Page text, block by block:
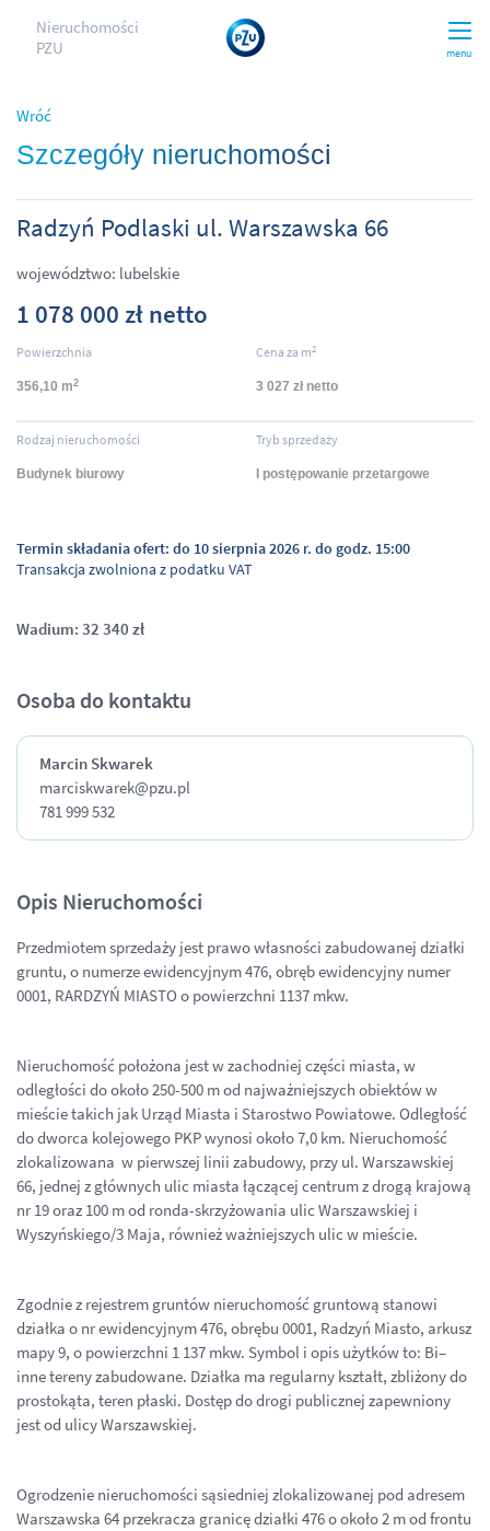
menu
Nieruchomości
PZU
Wróć
Szczegóły nieruchomości
Radzyń Podlaski ul. Warszawska 66
województwo: lubelskie
1 078 000 zł netto
Powierzchnia
356,10 m2
Cena za m2
3 027 zł netto
Rodzaj nieruchomości
Budynek biurowy
Tryb sprzedaży
I postępowanie przetargowe
Termin składania ofert: do 10 sierpnia 2026 r. do godz. 15:00
Transakcja zwolniona z podatku VAT
Wadium: 32 340 zł
Osoba do kontaktu
Marcin Skwarek
marciskwarek@pzu.pl
781 999 532
Opis Nieruchomości
Przedmiotem sprzedaży jest prawo własności zabudowanej działki
gruntu, o numerze ewidencyjnym 476, obręb ewidencyjny numer
0001, RARDZYŃ MIASTO o powierzchni 1137 mkw.
Nieruchomość położona jest w zachodniej części miasta, w
odległości do około 250-500 m od najważniejszych obiektów w
mieście takich jak Urząd Miasta i Starostwo Powiatowe. Odległość
do dworca kolejowego PKP wynosi około 7,0 km. Nieruchomość
zlokalizowana w pierwszej linii zabudowy, przy ul. Warszawskiej
66, jednej z głównych ulic miasta łączącej centrum z drogą krajową
nr 19 oraz 100 m od ronda-skrzyżowania ulic Warszawskiej i
Wyszyńskiego/3 Maja, również ważniejszych ulic w mieście.
Zgodnie z rejestrem gruntów nieruchomość gruntową stanowi
działka o nr ewidencyjnym 476, obrębu 0001, Radzyń Miasto, arkusz
mapy 9, o powierzchni 1 137 mkw. Symbol i opis użytków to: Bi–
inne tereny zabudowane. Działka ma regularny kształt, zbliżony do
prostokąta, teren płaski. Dostęp do drogi publicznej zapewniony
jest od ulicy Warszawskiej.
Ogrodzenie nieruchomości sąsiedniej zlokalizowanej pod adresem
Warszawska 64 przekracza granicę działki 476 o około 2 m od frontu